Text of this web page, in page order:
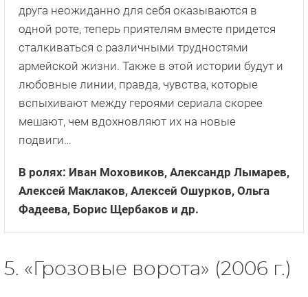
друга неожиданно для себя оказываются в
одной роте, теперь приятелям вместе придется
сталкиваться с различными трудностями
армейской жизни. Также в этой истории будут и
любовные линии, правда, чувства, которые
вспыхивают между героями сериала скорее
мешают, чем вдохновляют их на новые
подвиги…
В ролях: Иван Моховиков, Александр Лымарев,
Алексей Маклаков, Алексей Ошурков, Ольга
Фадеева, Борис Щербаков и др.
5. «Грозовые ворота» (2006 г.)